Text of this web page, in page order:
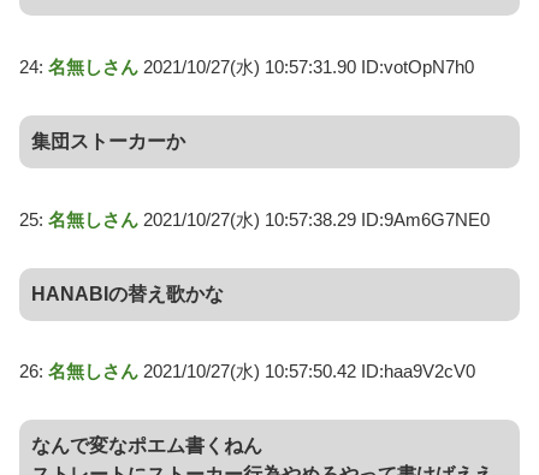
24: 名無しさん 2021/10/27(水) 10:57:31.90 ID:votOpN7h0
集団ストーカーか
25: 名無しさん 2021/10/27(水) 10:57:38.29 ID:9Am6G7NE0
HANABIの替え歌かな
26: 名無しさん 2021/10/27(水) 10:57:50.42 ID:haa9V2cV0
なんで変なポエム書くねん